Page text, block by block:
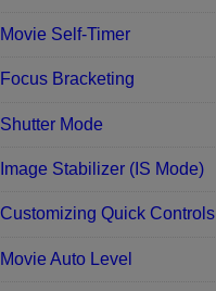
Movie Self-Timer
Focus Bracketing
Shutter Mode
Image Stabilizer (IS Mode)
Customizing Quick Controls
Movie Auto Level